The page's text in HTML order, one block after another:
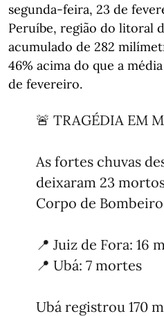
segunda-feira, 23 de
Peruíbe, região do litoral
acumulado de 282
46% acima do que a
de fevereiro.
🚨 TRAGÉDIA EM
As fortes chuvas
deixaram 23
Corpo de
📍 Juiz de Fora: 16
📍 Ubá: 7 mortes
Ubá registrou 170